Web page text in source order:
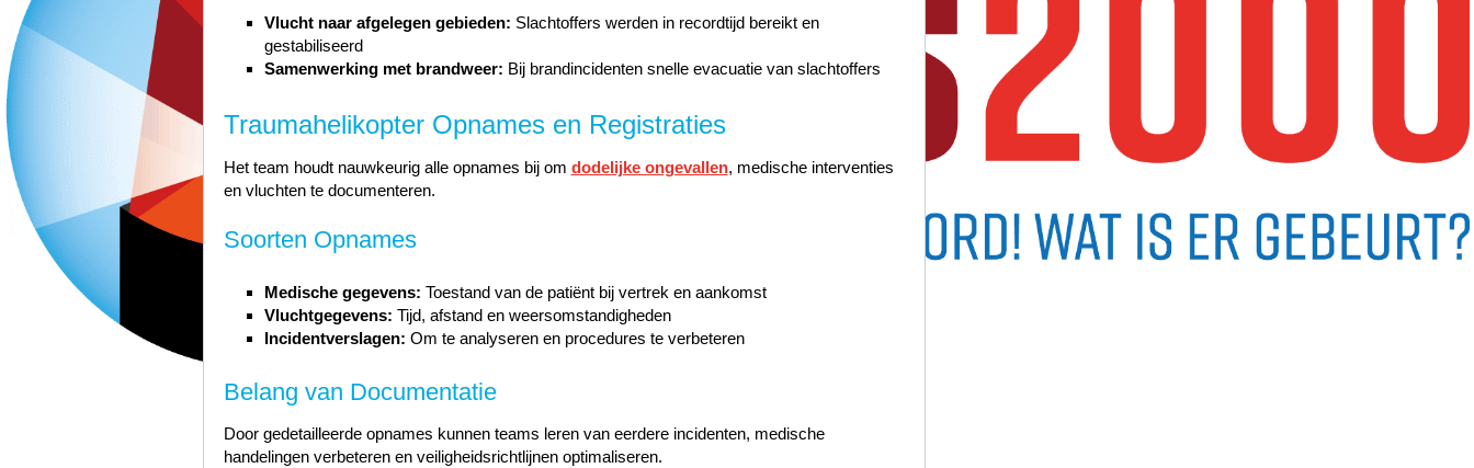
Vlucht naar afgelegen gebieden: Slachtoffers werden in recordtijd bereikt en
gestabiliseerd
Samenwerking met brandweer: Bij brandincidenten snelle evacuatie van slachtoffers
Traumahelikopter Opnames en Registraties
Het team houdt nauwkeurig alle opnames bij om dodelijke ongevallen, medische interventies
en vluchten te documenteren.
Soorten Opnames
Medische gegevens: Toestand van de patiënt bij vertrek en aankomst
Vluchtgegevens: Tijd, afstand en weersomstandigheden
Incidentverslagen: Om te analyseren en procedures te verbeteren
Belang van Documentatie
Door gedetailleerde opnames kunnen teams leren van eerdere incidenten, medische
handelingen verbeteren en veiligheidsrichtlijnen optimaliseren.